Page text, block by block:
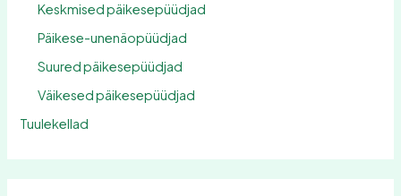
Keskmised päikesepüüdjad
Päikese-unenäopüüdjad
Suured päikesepüüdjad
Väikesed päikesepüüdjad
Tuulekellad